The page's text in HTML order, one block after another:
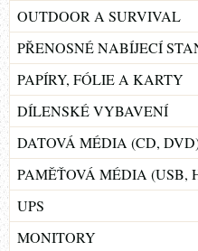
OUTDOOR A SURVIVAL
PŘENOSNÉ NABÍJECÍ
PAPÍRY, FÓLIE A KARTY
DÍLENSKÉ VYBAVENÍ
DATOVÁ MÉDIA (CD,
PAMĚŤOVÁ MÉDIA (USB,
UPS
MONITORY